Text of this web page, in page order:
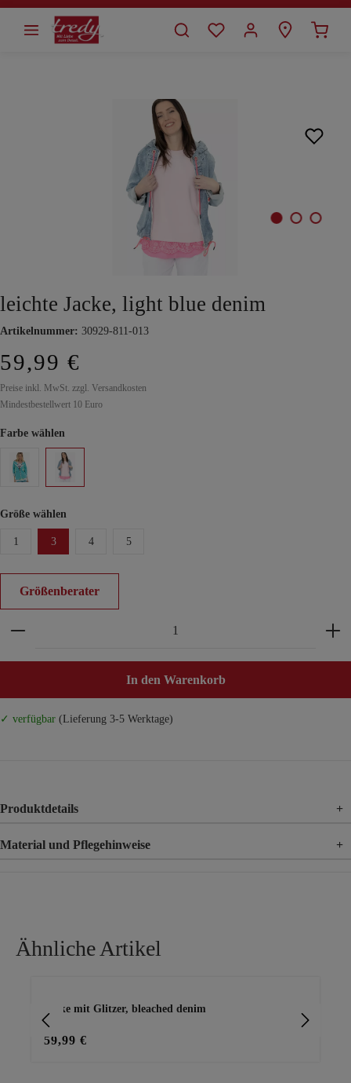
springen
leichte Jacke, light blue denim
Artikelnummer: 30929-811-013
59,99 €
Preise inkl. MwSt. zzgl. Versandkosten
Mindestbestellwert 10 Euro
Farbe wählen
Größe wählen
1 3 4 5
Größenberater
Produkt Anzahl: Gib den gewünschten Wert ein
In den Warenkorb
✓ verfügbar (Lieferung 3-5 Werktage)
Produktdetails +
Material und Pflegehinweise +
Ähnliche Artikel
Jacke mit Glitzer, bleached denim
59,99 €